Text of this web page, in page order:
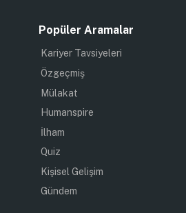
Popüler Aramalar
Kariyer Tavsiyeleri
Özgeçmiş
Mülakat
Humanspire
İlham
Quiz
Kişisel Gelişim
Gündem